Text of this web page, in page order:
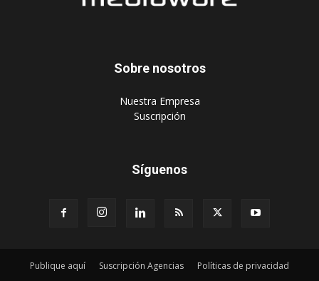
Sobre nosotros
‎Nuestra Empresa
‎Suscripción
Síguenos
Publique aquí Suscripción Agencias Políticas de privacidad